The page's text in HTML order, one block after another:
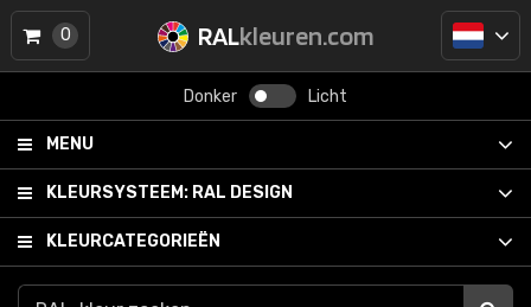
RALkleuren.com
Donker Licht
MENU
KLEURSYSTEEM: RAL DESIGN
KLEURCATEGORIEËN
0